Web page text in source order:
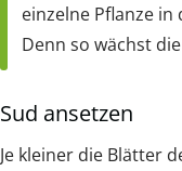
einzelne Pflanze
Denn so wächst
Sud ansetzen
Je kleiner die Blätter